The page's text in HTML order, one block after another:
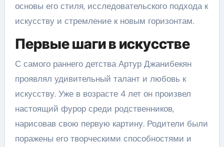
основы его стиля, исследовательского подхода к
искусству и стремление к новым горизонтам.
Первые шаги в искусстве
С самого раннего детства Артур Джанибекян
проявлял удивительный талант и любовь к
искусству. Уже в возрасте 4 лет он произвел
настоящий фурор среди родственников,
нарисовав свою первую картину. Родители были
поражены его творческими способностями и